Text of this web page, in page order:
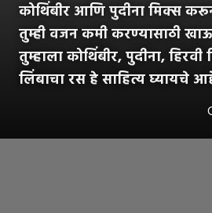
कोथिंबीर आणि पुदीना मिक्स
तुम्ही वजन कमी करण्यासाठी
तुम्हाला कोथिंबीर, पुदीना,
लिंबाचा रस हे साहित्य घ्यायचे